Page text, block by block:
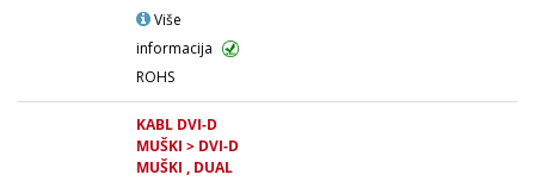
Više
informacija
ROHS
KABL DVI-D
MUŠKI > DVI-D
MUŠKI , DUAL